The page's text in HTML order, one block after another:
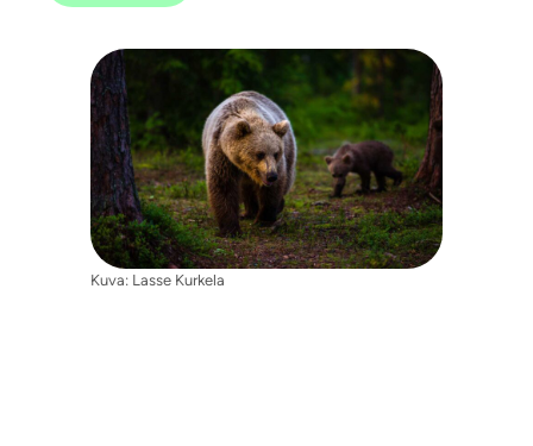
Kuva: Lasse Kurkela